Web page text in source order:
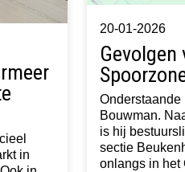
in
20-01-2026
Bouwman.
is hij
sectie
onlangs in het